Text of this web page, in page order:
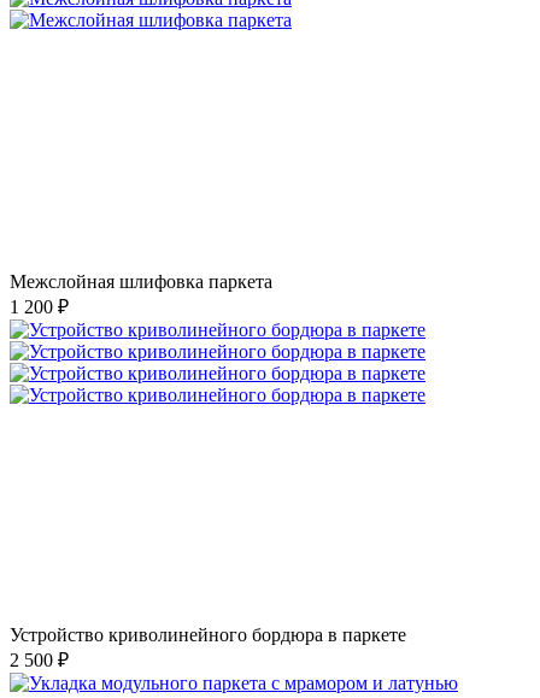
Межслойная шлифовка паркета
1 200 ₽
Устройство криволинейного бордюра в паркете
2 500 ₽